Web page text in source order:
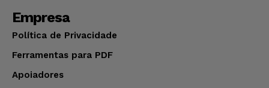
Empresa
Política de Privacidade
Ferramentas para PDF
Apoiadores